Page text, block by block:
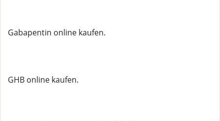
Gabapentin online kaufen.
GHB online kaufen.